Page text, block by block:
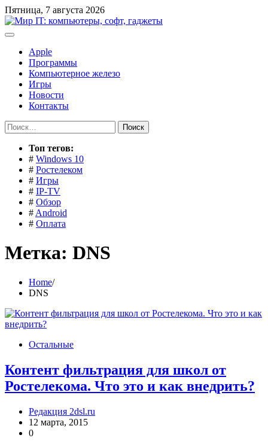
Перейти
к
содержимому
Пятница, 7 августа 2026
Apple
Программы
Компьютерное железо
Игры
Новости
Контакты
Найти:
Toп тегов:
# Windows 10
# Ростелеком
# Игры
# IP-TV
# Обзор
# Android
# Оплата
Метка: DNS
Home
DNS
Остальные
Контент фильтрация для школ от
Ростелекома. Что это и как внедрить?
Редакция 2dsl.ru
12 марта, 2015
0